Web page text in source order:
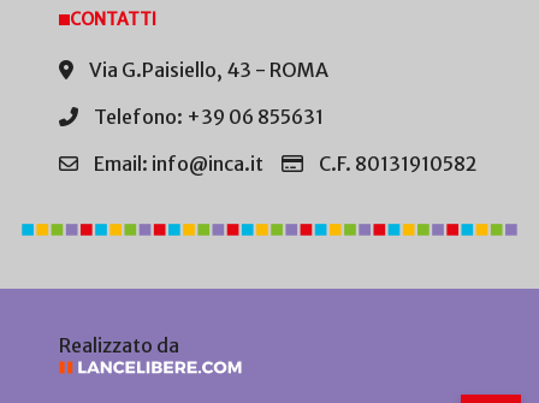
CONTATTI
Via G.Paisiello, 43 - ROMA
Telefono: +39 06 855631
Email: info@inca.it
C.F. 80131910582
Realizzato da